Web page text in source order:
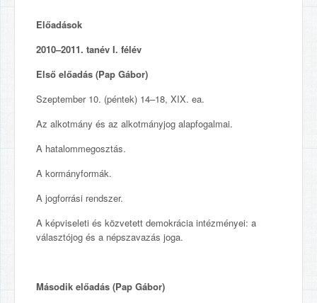
Előadások
2010–2011. tanév I. félév
Első előadás (Pap Gábor)
Szeptember 10. (péntek) 14–18, XIX. ea.
Az alkotmány és az alkotmányjog alapfogalmai.
A hatalommegosztás.
A kormányformák.
A jogforrási rendszer.
A képviseleti és közvetett demokrácia intézményei: a
választójog és a népszavazás joga.
Második előadás (Pap Gábor)